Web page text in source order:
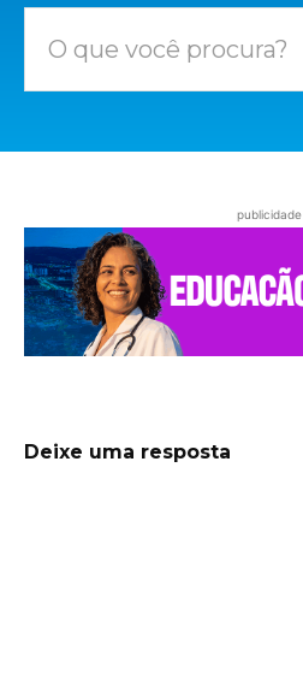
O que você procura?
publicidade
Deixe uma resposta